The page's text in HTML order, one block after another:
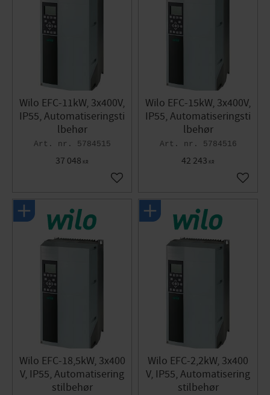
Wilo EFC-11kW, 3x400V,
IP55, Automatiseringsti
lbehør
5784515
37 048 KR
Gem som favorit
Wilo EFC-15kW, 3x400V,
IP55, Automatiseringsti
lbehør
5784516
42 243 KR
Gem
Wilo EFC-18,5kW, 3x400
V, IP55, Automatisering
stilbehør
Wilo EFC-2,2kW, 3x400
V, IP55, Automatisering
stilbehør